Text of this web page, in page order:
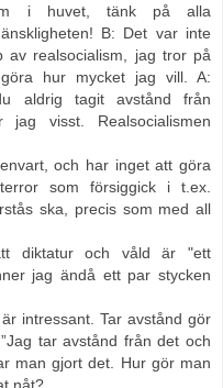
i huvet, tänk på alla
B: Det var inte
av realsocialism, jag tror på
hur mycket jag vill. A:
aldrig tagit avstånd från
visst. Realsocialismen
och har inget att göra
som försiggick i t.ex.
ska, precis som med all
diktatur och våld är "ett
jag ändå ett par stycken
intressant. Tar avstånd gör
tar avstånd från det och
man gjort det. Hur gör man